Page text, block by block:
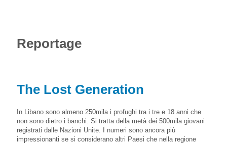
Reportage
The Lost Generation
In Libano sono almeno 250mila i profughi tra i tre e 18 anni che
non sono dietro i banchi. Si tratta della metà dei 500mila giovani
registrati dalle Nazioni Unite. I numeri sono ancora più
impressionanti se si considerano altri Paesi che nella regione